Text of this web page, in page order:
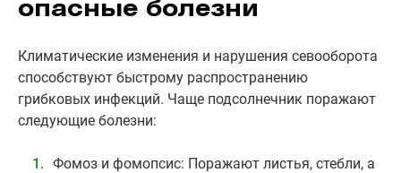
опасные болезни
Климатические изменения и нарушения севооборота
способствуют быстрому распространению
грибковых инфекций. Чаще подсолнечник поражают
следующие болезни:
Фомоз и фомопсис: Поражают листья, стебли, а